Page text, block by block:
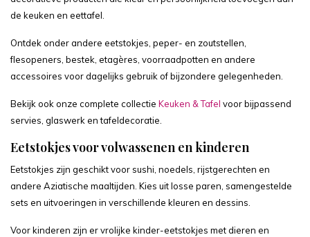
de keuken en eettafel.
Ontdek onder andere eetstokjes, peper- en zoutstellen,
flesopeners, bestek, etagères, voorraadpotten en andere
accessoires voor dagelijks gebruik of bijzondere gelegenheden.
Bekijk ook onze complete collectie Keuken & Tafel voor bijpassend
servies, glaswerk en tafeldecoratie.
Eetstokjes voor volwassenen en kinderen
Eetstokjes zijn geschikt voor sushi, noedels, rijstgerechten en
andere Aziatische maaltijden. Kies uit losse paren, samengestelde
sets en uitvoeringen in verschillende kleuren en dessins.
Voor kinderen zijn er vrolijke kinder-eetstokjes met dieren en